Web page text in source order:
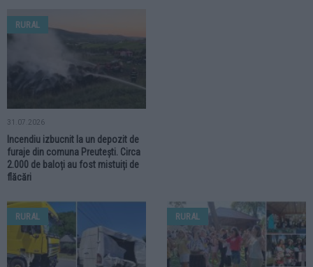
RURAL
31.07.2026
Incendiu izbucnit la un depozit de
furaje din comuna Preutești. Circa
2.000 de baloți au fost mistuiți de
flăcări
RURAL RURAL